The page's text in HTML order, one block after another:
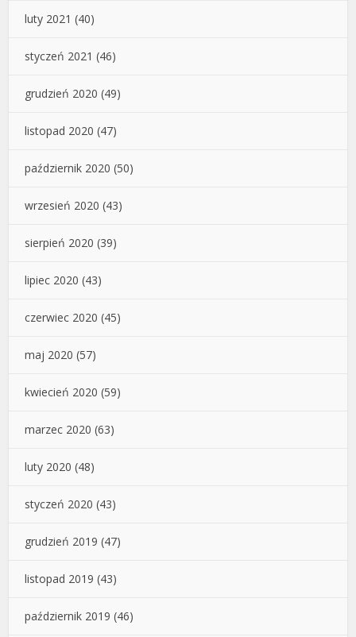
luty 2021 (40)
styczeń 2021 (46)
grudzień 2020 (49)
listopad 2020 (47)
październik 2020 (50)
wrzesień 2020 (43)
sierpień 2020 (39)
lipiec 2020 (43)
czerwiec 2020 (45)
maj 2020 (57)
kwiecień 2020 (59)
marzec 2020 (63)
luty 2020 (48)
styczeń 2020 (43)
grudzień 2019 (47)
listopad 2019 (43)
październik 2019 (46)